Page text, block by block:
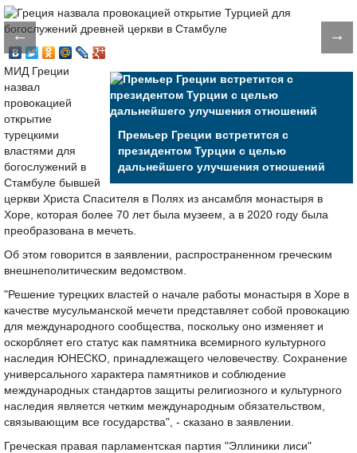
← →
Премьер Греции встретится с
президентом Турции с целью
дальнейшего улучшения отношений
МИД Греции
назвал
провокацией
открытие
турецкими
властями для
богослужений в
Стамбуле бывшей
церкви Христа Спасителя в Полях из ансамбля монастыря в
Хоре, которая более 70 лет была музеем, а в 2020 году была
преобразована в мечеть.
Об этом говорится в заявлении, распространенном греческим
внешнеполитическим ведомством.
"Решение турецких властей о начале работы монастыря в Хоре в
качестве мусульманской мечети представляет собой провокацию
для международного сообщества, поскольку оно изменяет и
оскорбляет его статус как памятника всемирного культурного
наследия ЮНЕСКО, принадлежащего человечеству. Сохранение
универсального характера памятников и соблюдение
международных стандартов защиты религиозного и культурного
наследия является четким международным обязательством,
связывающим все государства", - сказано в заявлении.
Греческая правая парламентская партия "Эллиники лиси"